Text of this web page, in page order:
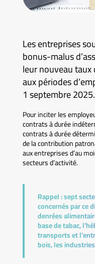
Les entreprises
bonus-malus
leur nouveau
aux périodes
1 septembre 2025.
Pour inciter les
contrats à durée
contrats à durée
de la contribution
aux entreprises d’au
secteurs d’activité.
Rappel :sept
concernés par ce
denrées
base de tabac,
transports et
bois, les